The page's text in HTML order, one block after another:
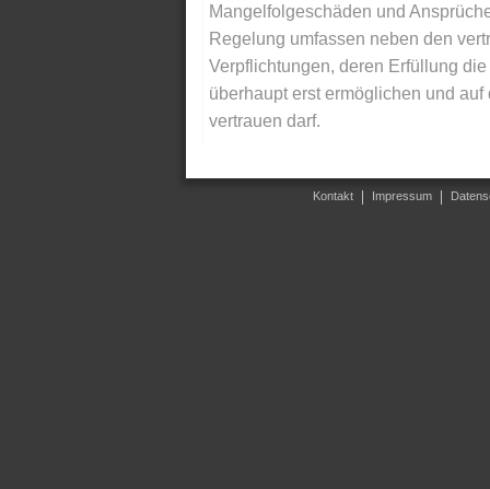
Mangelfolgeschäden und
Regelung umfassen neben den
Verpflichtungen, deren Erfüllung
überhaupt erst ermöglichen und
vertrauen darf.
Kontakt Impressum